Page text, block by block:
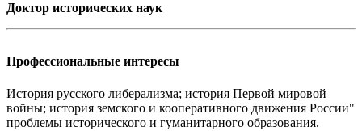
Доктор исторических наук
Профессиональные интересы
История русского либерализма; история Первой мировой
войны; история земского и кооперативного движения России"
проблемы исторического и гуманитарного образования.